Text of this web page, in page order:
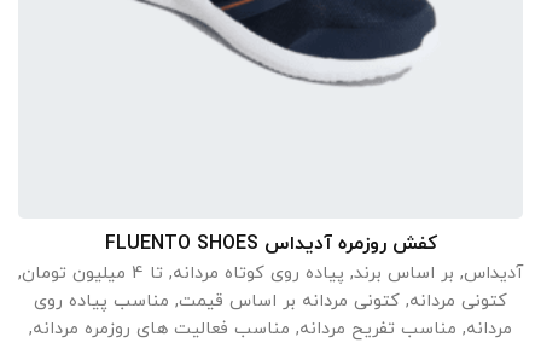
انتخاب گزینه ها
کفش روزمره آدیداس FLUENTO SHOES
آدیداس, بر اساس برند, پیاده روی کوتاه مردانه, تا 4 میلیون تومان
,
کتونی مردانه, کتونی مردانه بر اساس قیمت, مناسب پیاده روی
مردانه, مناسب تفریح مردانه, مناسب فعالیت های روزمره مردانه,